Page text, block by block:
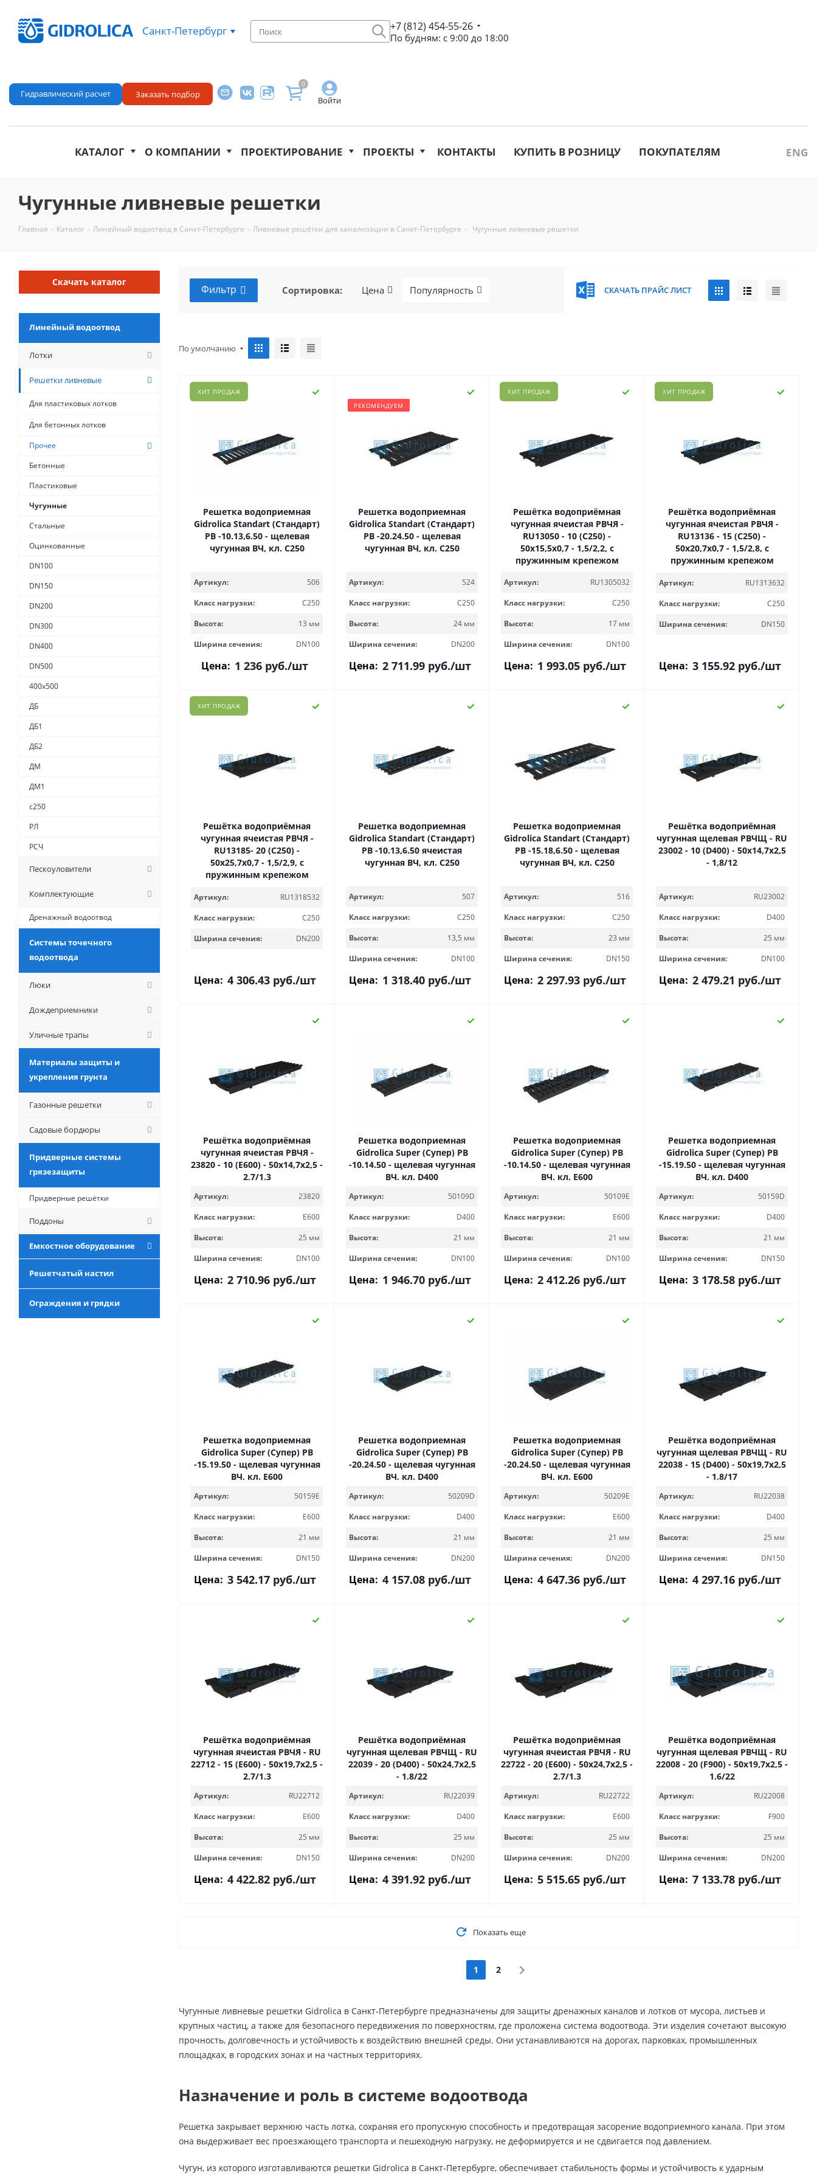
Санкт-Петербург +7 (812) 454-55-26
По будням: с 9:00 до 18:00
Войти
0
Гидравлический расчет Заказать подбор
КАТАЛОГ О КОМПАНИИ ПРОЕКТИРОВАНИЕ ПРОЕКТЫ КОНТАКТЫ КУПИТЬ В РОЗНИЦУ ПОКУПАТЕЛЯМ ENG
Чугунные ливневые решетки
Главная - Каталог - Линейный водоотвод в Санкт-Петербурге - Ливневые решётки для канализации в Санкт-Петербурге - Чугунные ливневые решетки
Фильтр Сортировка: Цена Популярность СКАЧАТЬ ПРАЙС ЛИСТ
По умолчанию
ХИТ ПРОДАЖ
Решетка водоприемная
Gidrolica Standart (Стандарт)
РВ -10.13,6.50 - щелевая
чугунная ВЧ, кл. С250
Артикул:
506
Класс нагрузки:
C250
Высота:
13 мм
Ширина сечения:
DN100
Цена: 1 236 руб./шт
РЕКОМЕНДУЕМ
Решетка водоприемная
Gidrolica Standart (Стандарт)
РВ -20.24.50 - щелевая
чугунная ВЧ, кл. С250
Артикул:
524
Класс нагрузки:
C250
Высота:
24 мм
Ширина сечения:
DN200
Цена: 2 711.99руб./шт
ХИТ ПРОДАЖ
Решётка водоприёмная
чугунная ячеистая РВЧЯ -
RU13050 - 10 (C250) -
50х15,5х0,7 - 1,5/2,2, с
пружинным крепежом
Артикул:
RU1305032
Класс нагрузки:
C250
Высота:
17 мм
Ширина сечения:
DN100
Цена: 1 993.05руб./шт
ХИТ ПРОДАЖ
Решётка водоприёмная
чугунная ячеистая РВЧЯ -
RU13136 - 15 (C250) -
50х20,7х0,7 - 1,5/2,8, с
пружинным крепежом
Артикул:
RU1313632
Класс нагрузки:
C250
Ширина сечения:
DN150
Цена: 3 155.92руб./шт
ХИТ ПРОДАЖ
Решётка водоприёмная
чугунная ячеистая РВЧЯ -
RU13185- 20 (C250) -
50х25,7х0,7 - 1,5/2,9, с
пружинным крепежом
Артикул:
RU1318532
Класс нагрузки:
C250
Ширина сечения:
DN200
Цена: 4 306.43руб./шт
Решетка водоприемная
Gidrolica Standart (Стандарт)
РВ -10.13,6.50 ячеистая
чугунная ВЧ, кл. С250
Артикул:
507
Класс нагрузки:
C250
Высота:
13,5 мм
Ширина сечения:
DN100
Цена: 1 318.40руб./шт
Решетка водоприемная
Gidrolica Standart (Стандарт)
РВ -15.18,6.50 - щелевая
чугунная ВЧ, кл. С250
Артикул:
516
Класс нагрузки:
C250
Высота:
23 мм
Ширина сечения:
DN150
Цена: 2 297.93руб./шт
Решётка водоприёмная
чугунная щелевая РВЧЩ - RU
23002 - 10 (D400) - 50х14,7х2,5
- 1,8/12
Артикул:
RU23002
Класс нагрузки:
D400
Высота:
25 мм
Ширина сечения:
DN100
Цена: 2 479.21 руб./шт
Решётка водоприёмная
чугунная ячеистая РВЧЯ -
23820 - 10 (Е600) - 50х14,7х2,5 -
2,7/1,3
Артикул:
23820
Класс нагрузки:
E600
Высота:
25 мм
Ширина сечения:
DN100
Цена: 2 710.96руб./шт
Решетка водоприемная
Gidrolica Super (Супер) РВ
-10.14.50 - щелевая чугунная
ВЧ, кл. D400
Артикул:
50109D
Класс нагрузки:
D400
Высота:
21 мм
Ширина сечения:
DN100
Цена: 1 946.70руб./шт
Решетка водоприемная
Gidrolica Super (Супер) РВ
-10.14.50 - щелевая чугунная
ВЧ, кл. Е600
Артикул:
50109E
Класс нагрузки:
E600
Высота:
21 мм
Ширина сечения:
DN100
Цена: 2 412.26руб./шт
Решетка водоприемная
Gidrolica Super (Супер) РВ
-15.19.50 - щелевая чугунная
ВЧ, кл. D400
Артикул:
50159D
Класс нагрузки:
D400
Высота:
21 мм
Ширина сечения:
DN150
Цена: 3 178.58руб./шт
Решетка водоприемная
Gidrolica Super (Супер) РВ
-15.19.50 - щелевая чугунная
ВЧ, кл. E600
Артикул:
50159E
Класс нагрузки:
E600
Высота:
21 мм
Ширина сечения:
DN150
Цена: 3 542.17руб./шт
Решетка водоприемная
Gidrolica Super (Супер) РВ
-20.24.50 - щелевая чугунная
ВЧ, кл. D400
Артикул:
50209D
Класс нагрузки:
D400
Высота:
21 мм
Ширина сечения:
DN200
Цена: 4 157.08руб./шт
Решетка водоприемная
Gidrolica Super (Супер) РВ
-20.24.50 - щелевая чугунная
ВЧ, кл. E600
Артикул:
50209E
Класс нагрузки:
E600
Высота:
21 мм
Ширина сечения:
DN200
Цена: 4 647.36руб./шт
Решётка водоприёмная
чугунная щелевая РВЧЩ - RU
22038 - 15 (D400) - 50х19,7х2,5
- 1,8/17
Артикул:
RU22038
Класс нагрузки:
D400
Высота:
25 мм
Ширина сечения:
DN150
Цена: 4 297.16руб./шт
Решётка водоприёмная
чугунная ячеистая РВЧЯ - RU
22712 - 15 (E600) - 50x19,7x2,5 -
2,7/1,3
Артикул:
RU22712
Класс нагрузки:
E600
Высота:
25 мм
Ширина сечения:
DN150
Цена: 4 422.82руб./шт
Решётка водоприёмная
чугунная щелевая РВЧЩ - RU
22039 - 20 (D400) - 50x24,7x2,5
- 1,8/22
Артикул:
RU22039
Класс нагрузки:
D400
Высота:
25 мм
Ширина сечения:
DN200
Цена: 4 391.92руб./шт
Решётка водоприёмная
чугунная ячеистая РВЧЯ - RU
22722 - 20 (E600) - 50x24,7x2,5 -
2,7/1,3
Артикул:
RU22722
Класс нагрузки:
E600
Высота:
25 мм
Ширина сечения:
DN200
Цена: 5 515.65руб./шт
Решётка водоприёмная
чугунная щелевая РВЧЩ - RU
22008 - 20 (F900) - 50х19,7х2,5 -
1,6/22
Артикул:
RU22008
Класс нагрузки:
F900
Высота:
25 мм
Ширина сечения:
DN200
Цена: 7 133.78руб./шт
Показать еще
1 2
Чугунные ливневые решетки Gidrolica в Санкт-Петербурге предназначены для защиты дренажных каналов и лотков от мусора, листьев и
крупных частиц, а также для безопасного передвижения по поверхностям, где проложена система водоотвода. Эти изделия сочетают высокую
прочность, долговечность и устойчивость к воздействию внешней среды. Они устанавливаются на дорогах, парковках, промышленных
площадках, в городских зонах и на частных территориях.
Назначение и роль в системе водоотвода
Решетка закрывает верхнюю часть лотка, сохраняя его пропускную способность и предотвращая засорение водоприемного канала. При этом
она выдерживает вес проезжающего транспорта и пешеходную нагрузку, не деформируется и не сдвигается под давлением.
Чугун, из которого изготавливаются решетки Gidrolica в Санкт-Петербурге, обеспечивает стабильность формы и устойчивость к ударным
Скачать каталог
Линейный водоотвод
Лотки
Решетки ливневые
Для пластиковых лотков
Для бетонных лотков
Прочее
Бетонные
Пластиковые
Чугунные
Стальные
Оцинкованные
DN100
DN150
DN200
DN300
DN400
DN500
400х500
ДБ
ДБ1
ДБ2
ДМ
ДМ1
с250
РЛ
РСЧ
Пескоуловители
Комплектующие
Дренажный водоотвод
Системы точечного
водоотвода
Люки
Дождеприемники
Уличные трапы
Материалы защиты и
укрепления грунта
Газонные решетки
Садовые бордюры
Придверные системы
грязезащиты
Придверные решётки
Поддоны
Емкостное оборудование
Решетчатый настил
Ограждения и грядки